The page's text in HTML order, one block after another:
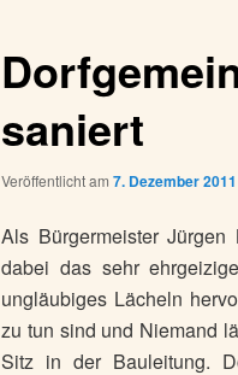
saniert
Veröffentlicht am7. Dezember 2011
Als Bürgermeister
dabei das sehr
ungläubiges Lächeln
zu tun sind und Niemand
Sitz in der Bauleitung.